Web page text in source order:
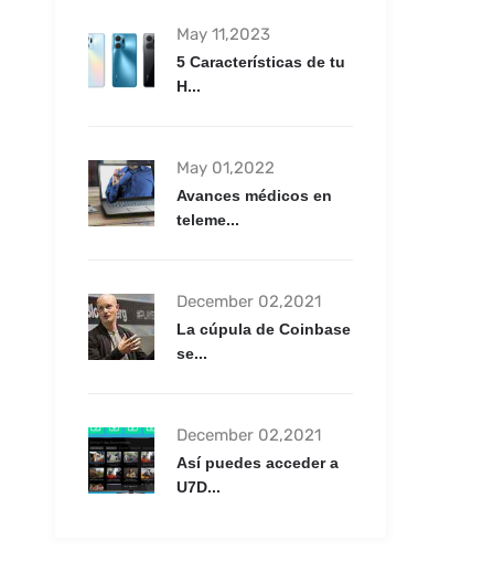
May 11,2023
5 Características de tu
H...
May 01,2022
Avances médicos en
teleme...
December 02,2021
La cúpula de Coinbase
se...
December 02,2021
Así puedes acceder a
U7D...